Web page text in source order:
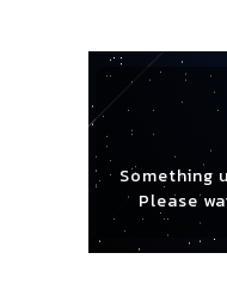
Something
Please